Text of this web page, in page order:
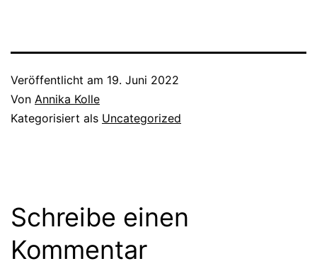
Veröffentlicht am 19. Juni 2022
Von Annika Kolle
Kategorisiert als Uncategorized
Schreibe einen
Kommentar